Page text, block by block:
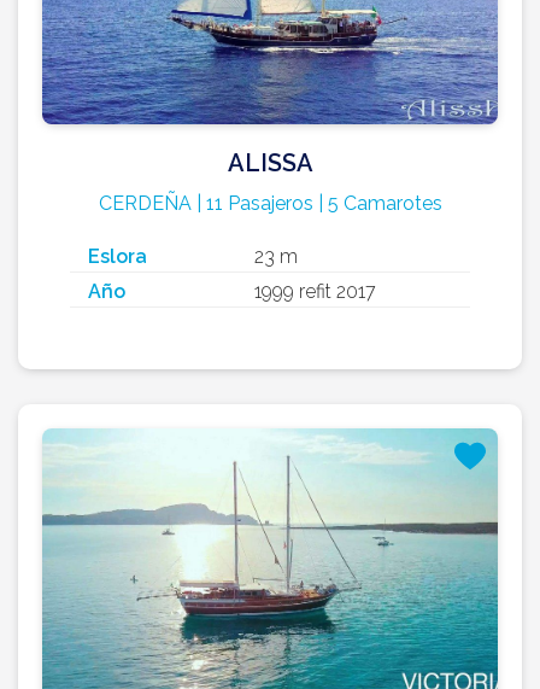
ALISSA
CERDEÑA | 11 Pasajeros | 5 Camarotes
Eslora
23 m
Año
1999 refit 2017